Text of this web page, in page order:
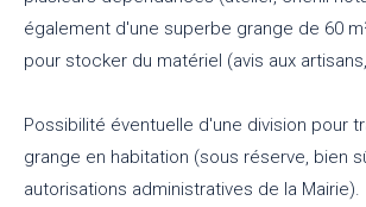
également d'une superbe grange de 60
pour stocker du matériel (avis aux
Possibilité éventuelle d'une division pour
grange en habitation (sous réserve, bien
autorisations administratives de la Mairie).